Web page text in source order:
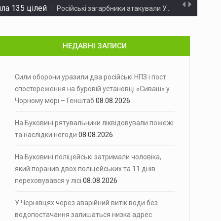
135 цілей Російські загарбники атакували Україну з…
Сенат Конгресу Сполучених Штатів у…
із…
оцінками, енергосистема України…
у Чорному морі - Генштаб
пожежа в…
переховувався у лісі 28 липня під час проведення…
У зв'язку з аварійним витоком…
НЕДАВНІ ЗАПИСИ
Сили оборони уразили два російські НПЗ і пост
спостереження на буровій установці «Сиваш» у
Чорному морі – Генштаб 08.08.2026
На Буковині рятувальники ліквідовували пожежі
та наслідки негоди 08.08.2026
На Буковині поліцейські затримали чоловіка,
який поранив двох поліцейських та 11 днів
переховувався у лісі 08.08.2026
У Чернівцях через аварійний витік води без
водопостачання залишаться низка адрес